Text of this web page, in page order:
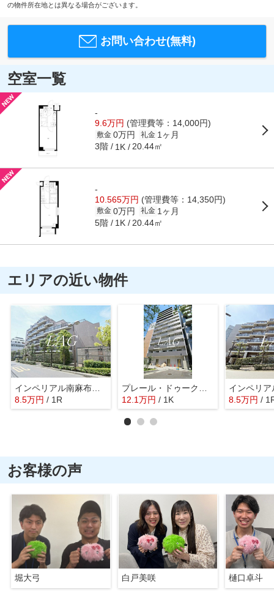
の物件所在地とは異なる場合がございます。
お問い合わせ(無料)
空室一覧
-
9.6万円 (管理費等：14,000円)
敷金 0万円 礼金 1ヶ月
3階 1K 20.44㎡
-
10.565万円 (管理費等：14,350円)
敷金 0万円 礼金 1ヶ月
5階 1K 20.44㎡
エリアの近い物件
インペリアル南麻布サテライト
8.5万円 / 1R
12.1万円 / 1K 8.5万円 /
お客様の声
堀大弓 白戸美咲 樋口卓斗